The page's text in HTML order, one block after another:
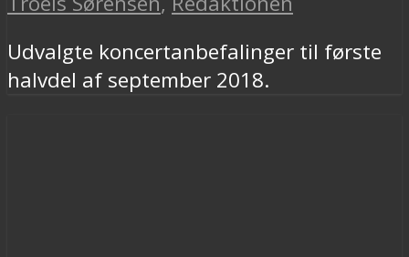
Udvalgte koncertanbefalinger til første
halvdel af september 2018.